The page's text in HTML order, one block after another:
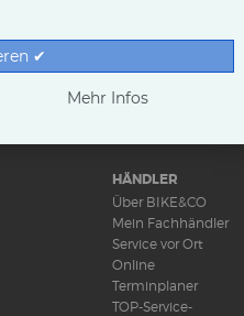
RUND UMS RAD
News & Trends
HÄNDLER
Über BIKE&CO
Mein Fachhändler
Service vor Ort
Online
Terminplaner
TOP-Service-
✔
Mehr Infos